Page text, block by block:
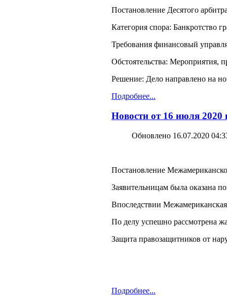
Постановление Десятого
Категория спора: Банкротство
Требования финансовый
Обстоятельства: Мероприятия,
Решение: Дело направлено на
Подробнее...
Новости от 16 июля
Обновлено 16.07.2020
Постановление
Заявительницам была оказана
Впоследствии
По делу успешно рассмотрена
Защита правозащитников от
Подробнее...